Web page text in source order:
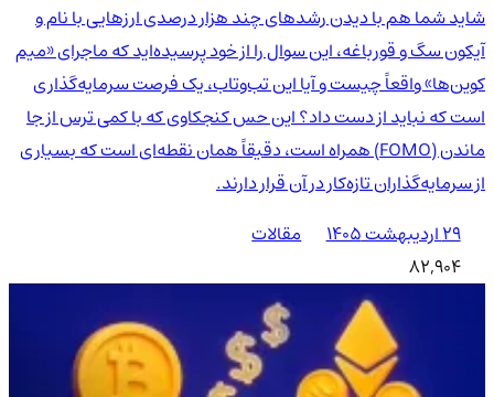
شاید شما هم با دیدن رشدهای چند هزار درصدی ارزهایی با نام و
آیکون سگ و قورباغه، این سوال را از خود پرسیده‌اید که ماجرای «میم
کوین‌ها» واقعاً چیست و آیا این تب‌وتاب، یک فرصت سرمایه‌گذاری
است که نباید از دست داد؟ این حس کنجکاوی که با کمی ترس از جا
ماندن (FOMO) همراه است، دقیقاً همان نقطه‌ای است که بسیاری
از سرمایه‌گذاران تازه‌کار در آن قرار دارند.
۲۹ اردیبهشت ۱۴۰۵
مقالات
82,904